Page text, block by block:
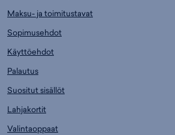
Maksu- ja toimitustavat
Sopimusehdot
Käyttöehdot
Palautus
Suositut sisällöt
Lahjakortit
Valintaoppaat